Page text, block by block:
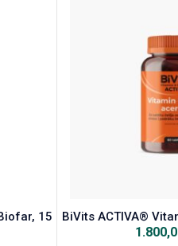
15
BiVits ACTIVA®